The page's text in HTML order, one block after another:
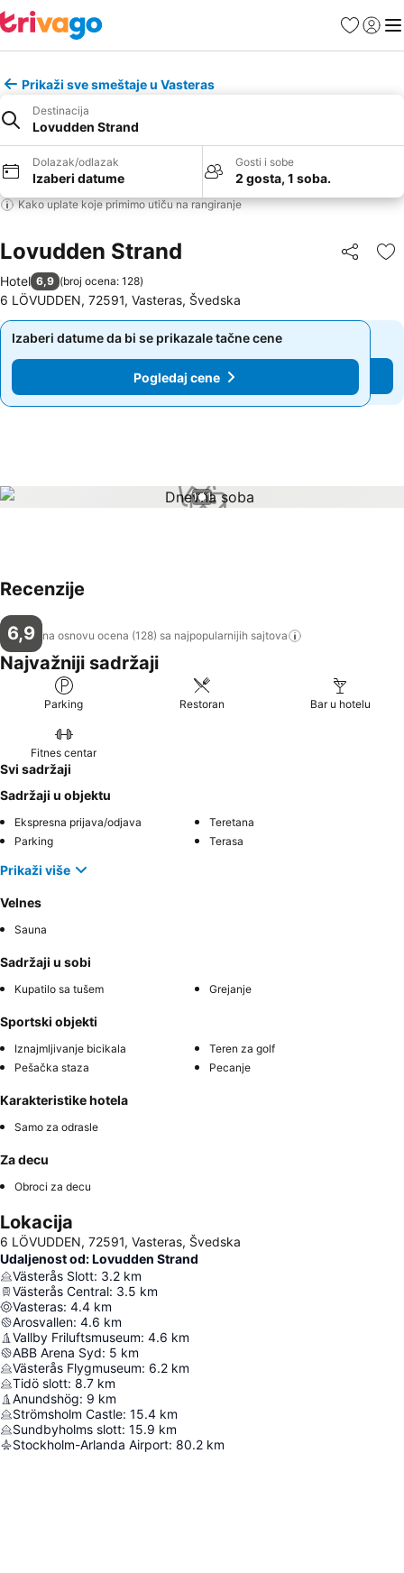
FavoritiPrijavi
Prikaži sve smeštaje u Vasteras
Destinacija
Lovudden Strand
Dolazak/odlazak
Izaberi datume
Gosti i sobe
2 gosta, 1 soba.
Kako uplate koje primimo utiču na rangiranje
Lovudden Strand Deli
Hotel 6,9 (broj ocena: 128)
6 LÖVUDDEN, 72591, Vasteras, Švedska
Izaberi datume da bi se prikazale tačne cene
Pogledaj cene
Izaberi datume da bi se prikazale tačne cene
Pogledaj cene
1 / 1
Recenzije
6,9 na osnovu ocena (128) sa najpopularnijih sajtova
Najvažniji sadržaji
Parking Restoran Bar u hotelu
Fitnes centar
Svi sadržaji
Sadržaji u objektu
Ekspresna prijava/odjava
Teretana
Parking
Terasa
Prikaži više
Velnes
Sauna
Sadržaji u sobi
Kupatilo sa tušem Grejanje
Sportski objekti
Iznajmljivanje bicikala
Teren za golf
Pešačka staza
Pecanje
Karakteristike hotela
Samo za odrasle
Za decu
Obroci za decu
Lokacija
6 LÖVUDDEN, 72591, Vasteras, Švedska
Udaljenost od: Lovudden Strand
Västerås Slott: 3.2 km
Västerås Central: 3.5 km
Vasteras: 4.4 km
Arosvallen: 4.6 km
Vallby Friluftsmuseum: 4.6 km
ABB Arena Syd: 5 km
Västerås Flygmuseum: 6.2 km
Tidö slott: 8.7 km
Anundshög: 9 km
Strömsholm Castle: 15.4 km
Sundbyholms slott: 15.9 km
Stockholm-Arlanda Airport: 80.2 km